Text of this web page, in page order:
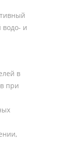
водо- и
в
при